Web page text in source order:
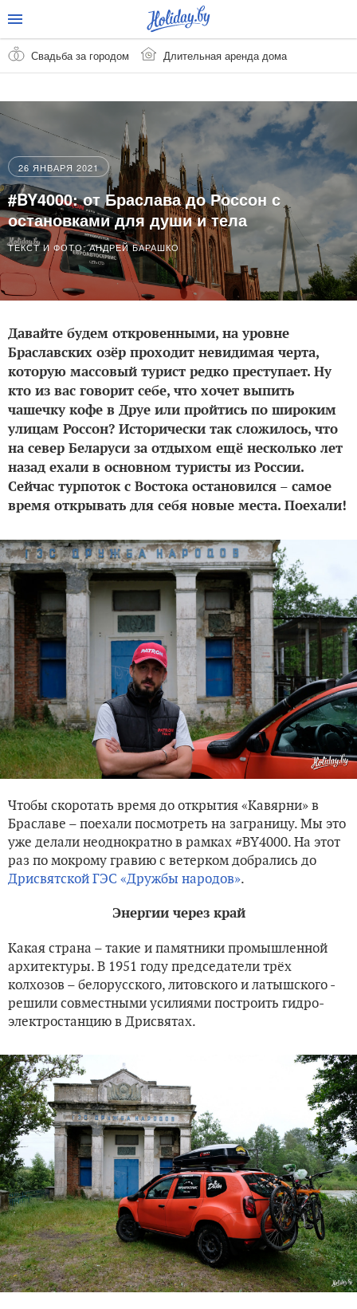
Свадьба за городом Длительная аренда дома
26 ЯНВАРЯ 2021
#BY4000: от Браслава до Россон с
остановками для души и тела
ТЕКСТ И ФОТО: АНДРЕЙ БАРАШКО
Давайте будем откровенными, на уровне
Браславских озёр проходит невидимая черта,
которую массовый турист редко преступает. Ну
кто из вас говорит себе, что хочет выпить
чашечку кофе в Друе или пройтись по широким
улицам Россон? Исторически так сложилось, что
на север Беларуси за отдыхом ещё несколько лет
назад ехали в основном туристы из России.
Сейчас турпоток с Востока остановился – самое
время открывать для себя новые места. Поехали!
Чтобы скоротать время до открытия «Кавярни» в
Браславе – поехали посмотреть на заграницу. Мы это
уже делали неоднократно в рамках #BY4000. На этот
раз по мокрому гравию с ветерком добрались до
Дрисвятской ГЭС «Дружбы народов».
Энергии через край
Какая страна – такие и памятники промышленной
архитектуры. В 1951 году председатели трёх
колхозов – белорусского, литовского и латышского -
решили совместными усилиями построить гидро-
электростанцию в Дрисвятах.